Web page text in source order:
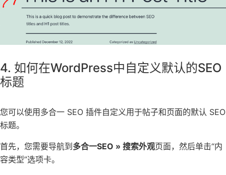
4. 如何在WordPress中自定义默认的SEO
标题
您可以使用多合一 SEO 插件自定义用于帖子和页面的默认 SEO
标题。
首先，您需要导航到 多合一SEO » 搜索外观页面，然后单击“内
容类型”选项卡。